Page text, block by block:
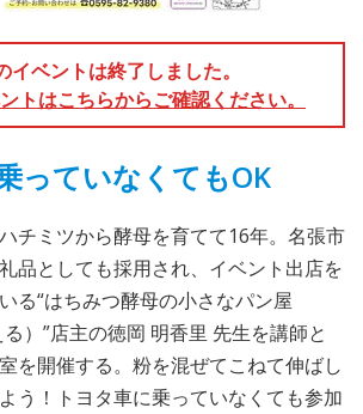
ベントは終了しました。
トはこちらからご確認ください。
っていなくてもOK
チミツから酵母を育てて16年。名張市
品としても採用され、イベント出店を
る“はちみつ酵母の小さなパン屋
）”店主の徳岡 明香里 先生を講師と
を開催する。粉を混ぜてこねて伸ばし
う！トヨタ車に乗っていなくても参加